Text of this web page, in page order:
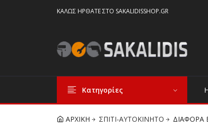
ΚΑΛΏΣ ΉΡΘΑΤΕ ΣΤΟ SAKALIDISSHOP.GR
Κατηγορίες
ΑΡΧΙΚΗ ΣΠΙΤΙ-ΑΥΤΟΚΙΝΗΤΟ ΔΙΑΦΟΡΑ